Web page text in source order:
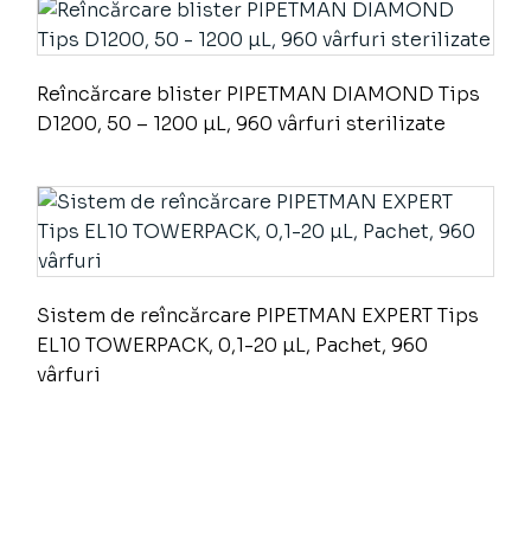
Reîncărcare blister PIPETMAN DIAMOND Tips
D1200, 50 – 1200 µL, 960 vârfuri sterilizate
Sistem de reîncărcare PIPETMAN EXPERT Tips
EL10 TOWERPACK, 0,1-20 µL, Pachet, 960
vârfuri